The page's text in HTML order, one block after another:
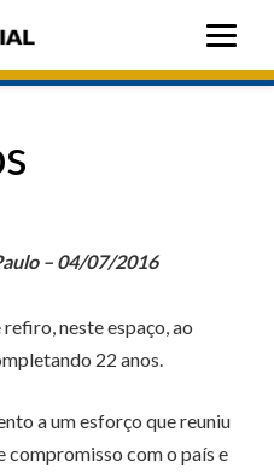
– 04/07/2016
neste espaço, ao
22 anos.
a um esforço que reuniu
compromisso com o país e